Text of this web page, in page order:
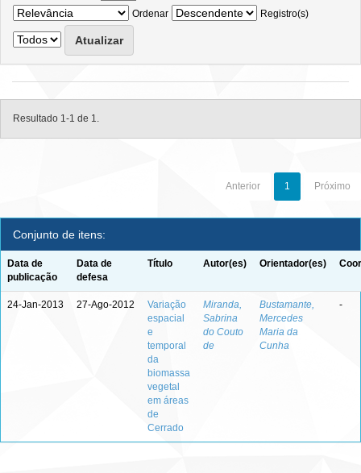
Ordenar
Registro(s)
Resultado 1-1 de 1.
Anterior 1 Próximo
Conjunto de itens:
Data de
publicação
Data de
defesa
Título Autor(es) Orientador(es)
24-Jan-2013 27-Ago-2012
Variação
espacial
e
temporal
da
biomassa
vegetal
em áreas
de
Cerrado
Miranda,
Sabrina
do Couto
de
Bustamante,
Mercedes
Maria da
Cunha
-